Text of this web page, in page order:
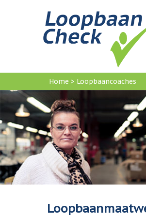
U
bent
hier
Home > Loopbaancoaches